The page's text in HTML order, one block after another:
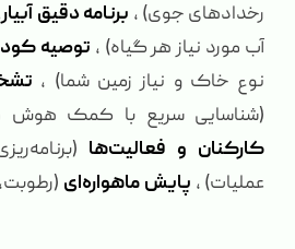
رخدادهای جوی) ، برنامه دقیق
آب مورد نیاز هر گیاه) ، توصیه
نوع خاک و نیاز زمین شما) ،
(شناسایی سریع با کمک
کارکنان و فعالیت‌ها
عملیات) ، پایش ماهواره‌ای